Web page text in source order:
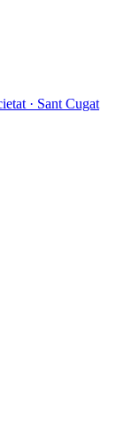
· Sant Cugat